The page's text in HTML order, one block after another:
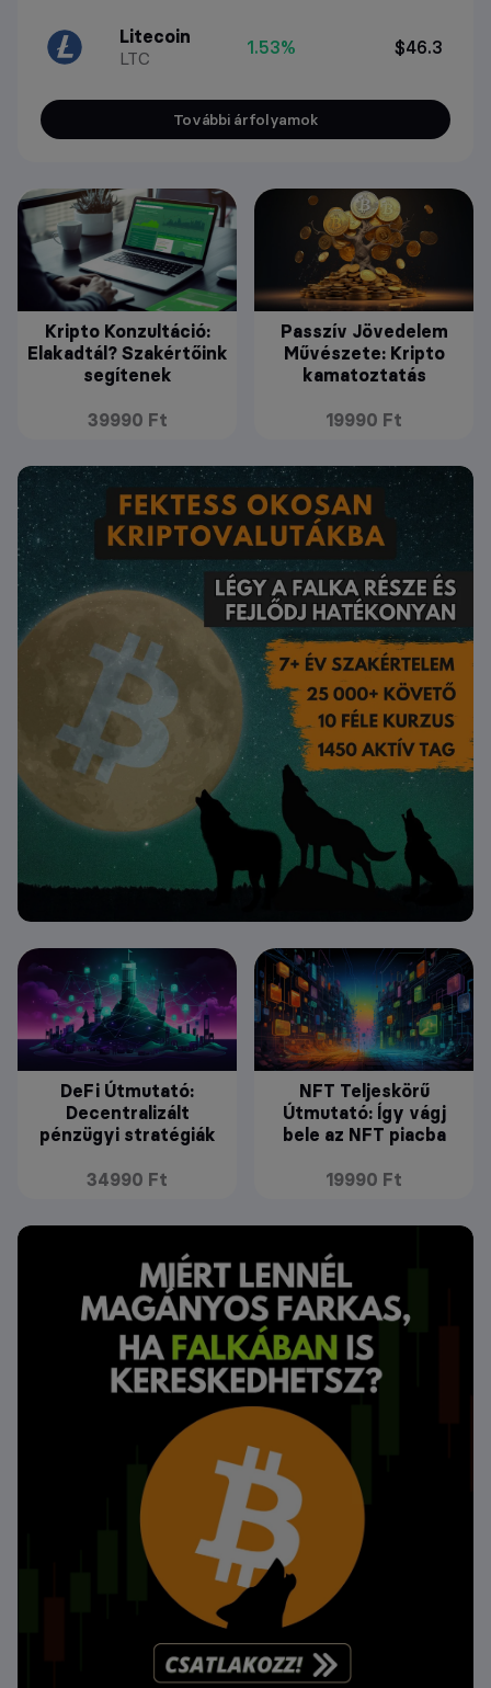
Litecoin
LTC
1.53% $46.3
További árfolyamok
Kripto Konzultáció:
Elakadtál? Szakértőink
segítenek
39990 Ft
Passzív Jövedelem
Művészete: Kripto
kamatoztatás
19990 Ft
DeFi Útmutató:
Decentralizált
pénzügyi stratégiák
34990 Ft
NFT Teljeskörű
Útmutató: Így vágj
bele az NFT piacba
19990 Ft